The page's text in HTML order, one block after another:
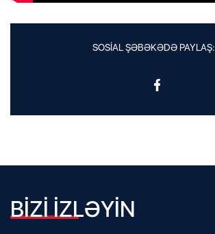
SOSİAL ŞƏBƏKƏDƏ PAYLAŞ:
BİZİ İZLƏYİN